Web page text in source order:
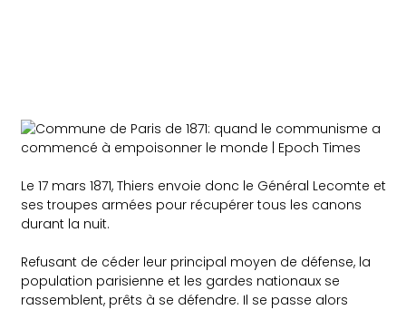
Le 17 mars 1871, Thiers envoie donc le Général Lecomte et
ses troupes armées pour récupérer tous les canons
durant la nuit.
Refusant de céder leur principal moyen de défense, la
population parisienne et les gardes nationaux se
rassemblent, prêts à se défendre. Il se passe alors